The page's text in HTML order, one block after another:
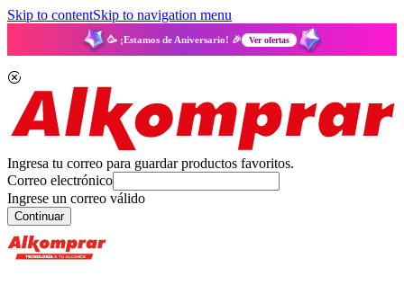
Skip to contentSkip to navigation menu
🥳 ¡Estamos de Aniversario! 🎉 Ver ofertas
Ingresa tu correo para guardar productos favoritos.
Correo electrónico
Ingrese un correo válido
Continuar